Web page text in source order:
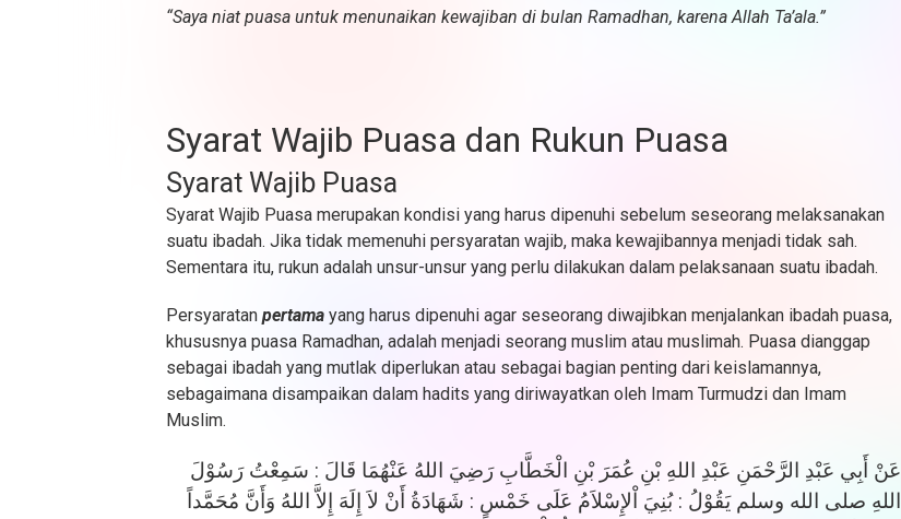
“Saya niat puasa untuk menunaikan kewajiban di bulan Ramadhan, karena Allah Ta’ala.”
Syarat Wajib Puasa dan Rukun Puasa
Syarat Wajib Puasa
Syarat Wajib Puasa merupakan kondisi yang harus dipenuhi sebelum seseorang melaksanakan
suatu ibadah. Jika tidak memenuhi persyaratan wajib, maka kewajibannya menjadi tidak sah.
Sementara itu, rukun adalah unsur-unsur yang perlu dilakukan dalam pelaksanaan suatu ibadah.
Persyaratan pertama yang harus dipenuhi agar seseorang diwajibkan menjalankan ibadah puasa,
khususnya puasa Ramadhan, adalah menjadi seorang muslim atau muslimah. Puasa dianggap
sebagai ibadah yang mutlak diperlukan atau sebagai bagian penting dari keislamannya,
sebagaimana disampaikan dalam hadits yang diriwayatkan oleh Imam Turmudzi dan Imam
Muslim.
عَنْ أَبِي عَبْدِ الرَّحْمَنِ عَبْدِ اللهِ بْنِ عُمَرَ بْنِ الْخَطَّابِ رَضِيَ اللهُ عَنْهُمَا قَالَ : سَمِعْتُ رَسُوْلَ
اللهِ صلى الله وسلم يَقُوْلُ : بُنِيَ اْلإِسْلاَمُ عَلَى خَمْسٍ : شَهَادَةُ أَنْ لاَ إِلَهَ إِلاَّ اللهُ وَأَنَّ مُحَمَّداً